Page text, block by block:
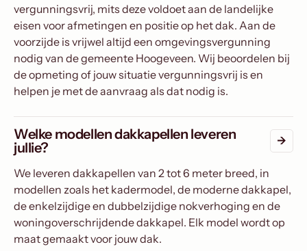
vergunningsvrij, mits deze voldoet aan de landelijke
eisen voor afmetingen en positie op het dak. Aan de
voorzijde is vrijwel altijd een omgevingsvergunning
nodig van de gemeente Hoogeveen. Wij beoordelen bij
de opmeting of jouw situatie vergunningsvrij is en
helpen je met de aanvraag als dat nodig is.
Welke modellen dakkapellen leveren
jullie?
We leveren dakkapellen van 2 tot 6 meter breed, in
modellen zoals het kadermodel, de moderne dakkapel,
de enkelzijdige en dubbelzijdige nokverhoging en de
woningoverschrijdende dakkapel. Elk model wordt op
maat gemaakt voor jouw dak.